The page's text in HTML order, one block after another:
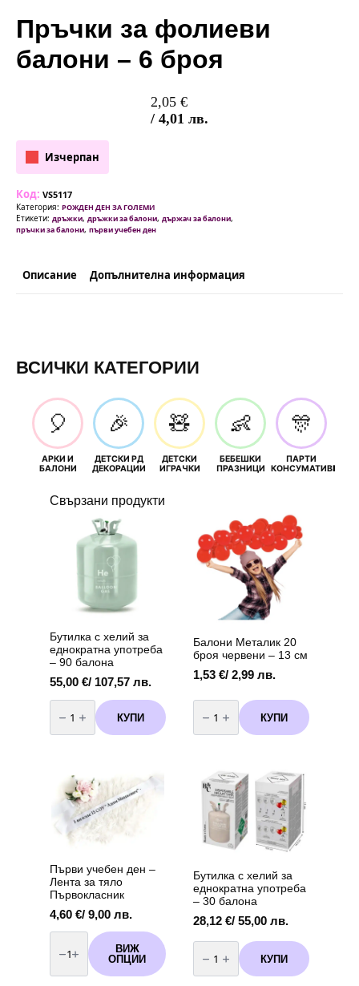
Пръчки за фолиеви
балони – 6 броя
2,05 €
/ 4,01 лв.
Изчерпан
Код: VS5117
Категория: РОЖДЕН ДЕН ЗА ГОЛЕМИ
Етикети: дръжки, дръжки за балони, държач за балони,
пръчки за балони, първи учебен ден
Описание Допълнителна информация
ВСИЧКИ КАТЕГОРИИ
🎈
АРКИ И
БАЛОНИ
🎉
ДЕТСКИ РД
ДЕКОРАЦИИ
🧸
ДЕТСКИ
ИГРАЧКИ
👶
БЕБЕШКИ
ПРАЗНИЦИ
🎊
ПАРТИ
КОНСУМАТИВИ
Свързани продукти
Бутилка с хелий за
еднократна употреба
– 90 балона
55,00 €/ 107,57 лв.
количество
за
Бутилка
с
употреба
балона
КУПИ
Балони Металик 20
броя червени – 13 см
1,53 €/ 2,99 лв.
количество
за
Балони
Металик
13
КУПИ
Първи учебен ден –
Лента за тяло
Първокласник
4,60 €/ 9,00 лв.
количество
Първи
ден
ВИЖ
ОПЦИИ
Бутилка с хелий за
еднократна употреба
– 30 балона
28,12 €/ 55,00 лв.
количество
за
Бутилка
с
КУПИ